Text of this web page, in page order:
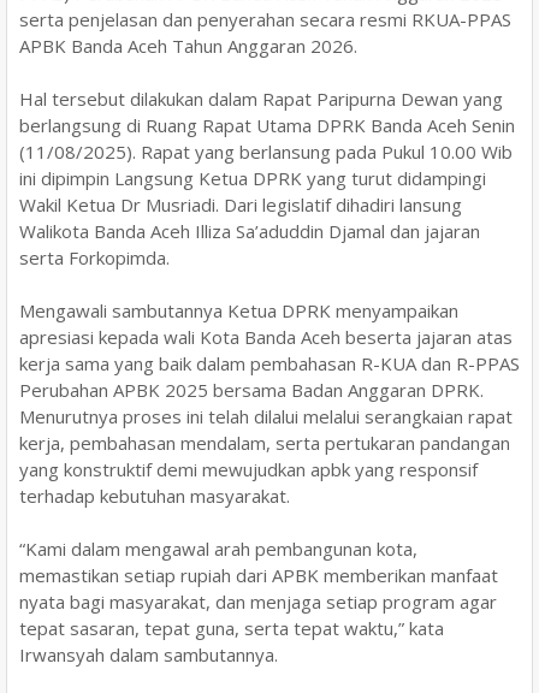
serta penjelasan dan penyerahan secara resmi RKUA-PPAS
APBK Banda Aceh Tahun Anggaran 2026.
Hal tersebut dilakukan dalam Rapat Paripurna Dewan yang
berlangsung di Ruang Rapat Utama DPRK Banda Aceh Senin
(11/08/2025). Rapat yang berlansung pada Pukul 10.00 Wib
ini dipimpin Langsung Ketua DPRK yang turut didampingi
Wakil Ketua Dr Musriadi. Dari legislatif dihadiri lansung
Walikota Banda Aceh Illiza Sa’aduddin Djamal dan jajaran
serta Forkopimda.
Mengawali sambutannya Ketua DPRK menyampaikan
apresiasi kepada wali Kota Banda Aceh beserta jajaran atas
kerja sama yang baik dalam pembahasan R-KUA dan R-PPAS
Perubahan APBK 2025 bersama Badan Anggaran DPRK.
Menurutnya proses ini telah dilalui melalui serangkaian rapat
kerja, pembahasan mendalam, serta pertukaran pandangan
yang konstruktif demi mewujudkan apbk yang responsif
terhadap kebutuhan masyarakat.
“Kami dalam mengawal arah pembangunan kota,
memastikan setiap rupiah dari APBK memberikan manfaat
nyata bagi masyarakat, dan menjaga setiap program agar
tepat sasaran, tepat guna, serta tepat waktu,” kata
Irwansyah dalam sambutannya.